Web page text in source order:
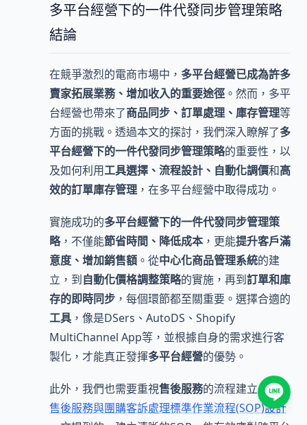
多平台經營下的一件代發同步管理策略
結論
在競爭激烈的電商市場中， 多平台經營已成為許多
賣家拓展業務、增加收入的重要途徑 。然而，多平
台經營也帶來了商品同步、訂單處理、庫存管理等
方面的挑戰。透過本文的探討，我們深入瞭解了多
平台經營下的一件代發同步管理策略的重要性，以
及如何利用工具選擇、流程設計、自動化調價和高
效的訂單庫存管理 ，在多平台經營中取得成功。
實施成功的多平台經營下的一件代發同步管理策
略，不僅能節省時間、降低成本 ，更能提升客戶滿
意度、增加銷售額 。從中心化商品管理系統的建
立，到自動化價格調整策略的實施，再到訂單和庫
存的即時同步 ，每個環節都至關重要。選擇合適的
工具 ，像是DSers、AutoDS、Shopify
MultiChannel App等，並根據自身的需求進行客
製化，才能真正發揮多平台經營的優勢。
此外，我們也需要重視售後服務的流程建立。就像
售後服務與團購客訴處理標準作業流程(SOP)設計